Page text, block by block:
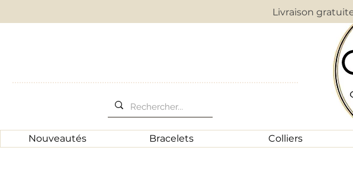
Livraison
Nouveautés Bracelets Colliers